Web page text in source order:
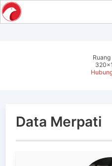
Data Merpati